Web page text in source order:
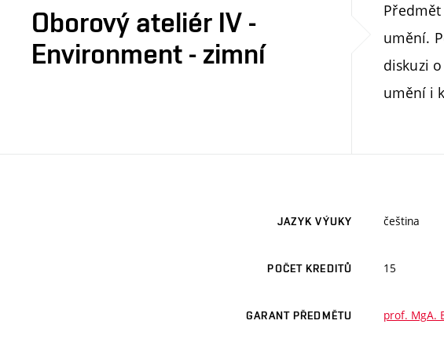
Oborový ateliér IV -
Environment - zimní
umění.
diskuzi
umění i
JAZYK VÝUKY čeština
POČET KREDITŮ 15
GARANT PŘEDMĚTU prof. MgA.